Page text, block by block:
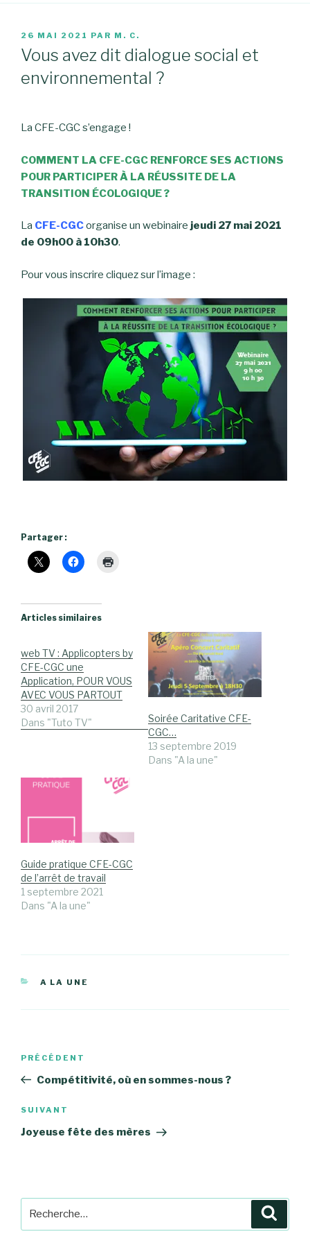
PUBLIÉ
LE
26 MAI 2021 PAR M. C.
Vous avez dit dialogue social et
environnemental ?
La CFE-CGC s’engage !
COMMENT LA CFE-CGC RENFORCE SES ACTIONS
POUR PARTICIPER À LA RÉUSSITE DE LA
TRANSITION ÉCOLOGIQUE ?
La CFE-CGCorganise un webinaire jeudi 27 mai 2021
de 09h00 à 10h30.
Pour vous inscrire cliquez sur l’image :
Partager :
Articles similaires
web TV : Applicopters by
CFE-CGC une
Application, POUR VOUS
AVEC VOUS PARTOUT
30 avril 2017
Dans "Tuto TV"
Soirée Caritative CFE-
CGC…
13 septembre 2019
Dans "A la une"
Guide pratique CFE-CGC
de l’arrêt de travail
1 septembre 2021
Dans "A la une"
CATÉGORIES
A LA UNE
Navigation
l’article
Article
précédent
PRÉCÉDENT
Compétitivité, où en sommes-nous ?
Article
suivant
SUIVANT
Joyeuse fête des mères